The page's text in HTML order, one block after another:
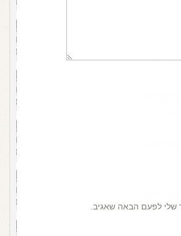
לפעם הבאה שאגיב.